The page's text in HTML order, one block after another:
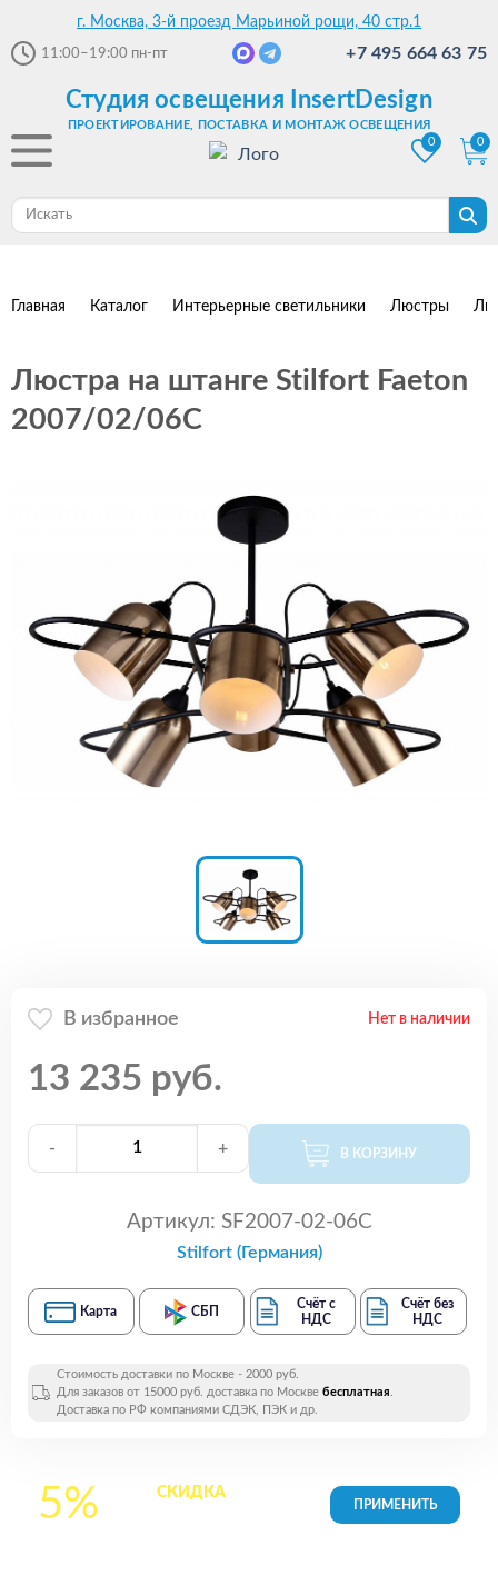
г. Москва, 3-й проезд Марьиной рощи, 40 стр.1
11:00–19:00 пн-пт +7 495 664 63 75
Студия освещения InsertDesign
ПРОЕКТИРОВАНИЕ, ПОСТАВКА И МОНТАЖ ОСВЕЩЕНИЯ
0
0
Главная Каталог Интерьерные светильники Люстры
Люстра на штанге Stilfort Faeton
2007/02/06C
В избранное Нет в наличии
13 235 руб.
- + В КОРЗИНУ
Артикул: SF2007-02-06C
Stilfort (Германия)
Карта СБП
Счёт с
НДС
Счёт без
НДС
Стоимость доставки по Москве - 2000 руб.
Для заказов от 15000 руб. доставка по Москве бесплатная.
Доставка по РФ компаниями СДЭК, ПЭК и др.
5% СКИДКАна все